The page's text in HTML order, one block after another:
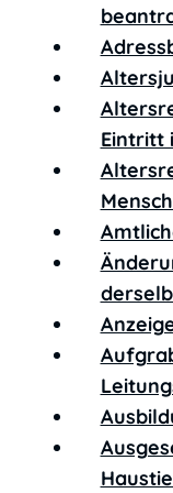
Eintritt